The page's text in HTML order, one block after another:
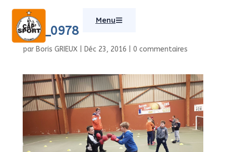
Menu
img_0978
par Boris GRIEUX Déc 23, 2016 0 commentaires